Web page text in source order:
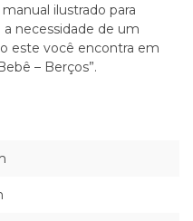
ilustrado para
a necessidade de um
este você encontra em
– Berços”.